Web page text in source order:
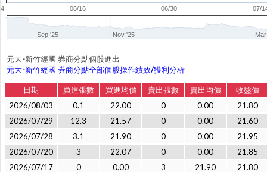
06/16 06/30 07/
Sep '25 Nov '25
元大-新竹經國 券商分點個股進出
元大-新竹經國 券商分點全部個股操作績效/獲利分析
日期 買進張數 買進均價 賣出張數 賣出均價
收盤價
2026/08/03
0.1 22.00 0 0.00
21.80
2026/07/29
12.3 21.57 0 0.00
21.60
2026/07/28
3.1 21.90 0 0.00
21.95
2026/07/20
3 22.07 0 0.00
21.85
2026/07/17
0 0.00 3 21.90
21.80